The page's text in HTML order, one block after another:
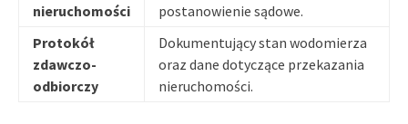
nieruchomości
postanowienie sądowe.
Protokół
zdawczo-
odbiorczy
Dokumentujący stan wodomierza
oraz dane dotyczące przekazania
nieruchomości.